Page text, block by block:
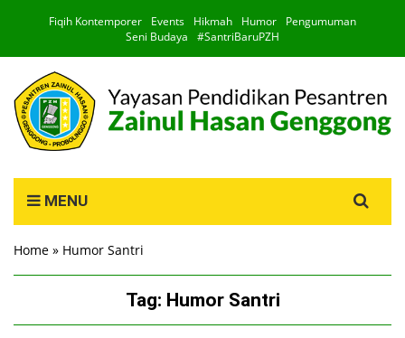
Fiqih Kontemporer Events Hikmah Humor
Pengumuman
Seni Budaya
#SantriBaruPZH
MENU
for:
Home » Humor Santri
Tag: Humor Santri